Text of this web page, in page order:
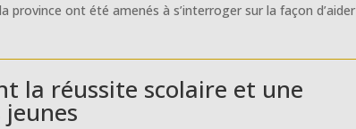
province ont été amenés à s’interroger sur la façon d’aider
la réussite scolaire et une